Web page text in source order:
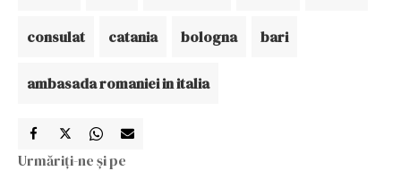
consulat catania bologna bari
ambasada romaniei in italia
Urmăriți-ne și pe